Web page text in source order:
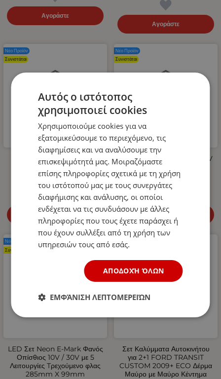
Αγοράστε
Αγοράστε
Λάστιχο Υψηλής Πίεσης για
Πλυστικό 400bar 10m
14.99 €
Αγοράστε
Νέο Προϊόν
Συνιστάται
LED Όγκου Τριπλό 12V / 24V
Πορτοκαλί 110mm x 30mm
4.99 €
Αγοράστε
Νέο Προϊόν
Συνιστάται
LED Σετ Neon Е-Мark Φανός
Οπίσθιος 10V / 30V με 5
Λειτουργίες Tρεχούμενο φλας
285mm X 99mm
Νέο Προϊόν
Συνιστάται
Σετ Καλύμματα Αυτοκινήτου
για 2+1 FORD TRANSIT
CUSTOM 2009+ ECO Δέρμα
Μαύρο με Μαύρο Κέντημα
Νέο Προϊόν
Αυτός ο ιστότοπος
χρησιμοποιεί cookies
Χρησιμοποιούμε cookies για να
εξατομικεύσουμε το περιεχόμενο, τις
διαφημίσεις και να αναλύσουμε την
επισκεψιμότητά μας. Μοιραζόμαστε
επίσης πληροφορίες σχετικά με τη χρήση
του ιστότοπού μας με τους συνεργάτες
διαφήμισης και ανάλυσης, οι οποίοι
ενδέχεται να τις συνδυάσουν με άλλες
πληροφορίες που τους έχετε παράσχει ή
που έχουν συλλέξει από τη χρήση των
υπηρεσιών τους από εσάς.
ΑΠΟΔΟΧΉ ΌΛΩΝ
ΕΜΦΆΝΙΣΗ ΛΕΠΤΟΜΕΡΕΙΏΝ